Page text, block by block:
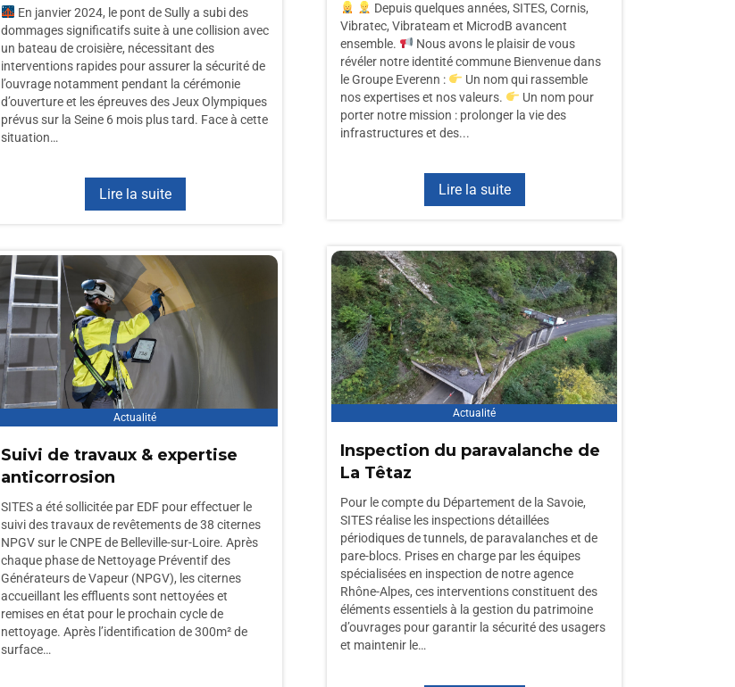
Depuis quelques années, SITES, Cornis,
Vibratec, Vibrateam et MicrodB avancent
ensemble.
Nous avons le plaisir de vous
révéler notre identité commune Bienvenue dans
le Groupe Everenn :
Un nom qui rassemble
nos expertises et nos valeurs.
Un nom pour
porter notre mission : prolonger la vie des
infrastructures et des...
Lire la suite
En janvier 2024, le pont de Sully a subi des
dommages significatifs suite à une collision avec
un bateau de croisière, nécessitant des
interventions rapides pour assurer la sécurité de
l’ouvrage notamment pendant la cérémonie
d’ouverture et les épreuves des Jeux Olympiques
prévus sur la Seine 6 mois plus tard. Face à cette
situation…
Lire la suite
Actualité
Inspection du paravalanche de
La Têtaz
Pour le compte du Département de la Savoie,
SITES réalise les inspections détaillées
périodiques de tunnels, de paravalanches et de
pare-blocs. Prises en charge par les équipes
spécialisées en inspection de notre agence
Rhône-Alpes, ces interventions constituent des
éléments essentiels à la gestion du patrimoine
d’ouvrages pour garantir la sécurité des usagers
et maintenir le…
Actualité
Suivi de travaux & expertise
anticorrosion
SITES a été sollicitée par EDF pour effectuer le
suivi des travaux de revêtements de 38 citernes
NPGV sur le CNPE de Belleville-sur-Loire. Après
chaque phase de Nettoyage Préventif des
Générateurs de Vapeur (NPGV), les citernes
accueillant les effluents sont nettoyées et
remises en état pour le prochain cycle de
nettoyage. Après l’identification de 300m² de
surface…